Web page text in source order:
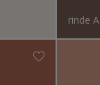
rinde A